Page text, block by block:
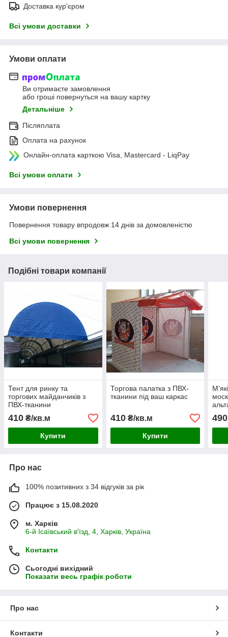
Доставка кур'єром
Всі умови доставки
Умови оплати
Ви отримаєте замовлення
або гроші повернуться на вашу картку
Детальніше
Післяплата
Оплата на рахунок
Онлайн-оплата карткою Visa, Mastercard - LiqPay
Всі умови оплати
Умови повернення
Повернення товару впродовж 14 днів за домовленістю
Всі умови повернення
Подібні товари компанії
Тент для ринку та
торгових майданчиків з
ПВХ-тканини
410 ₴/кв.м
Купити
Торгова палатка з ПВХ-
тканини під ваш каркас
410₴/кв.м
Купити
490
Про нас
100% позитивних з 34 відгуків за рік
Працює з 15.08.2020
м. Харків
6-й Ісаївський в'їзд, 4, Харків, Україна
Контакти
Сьогодні вихідний
Показати весь графік роботи
Про нас
Контакти